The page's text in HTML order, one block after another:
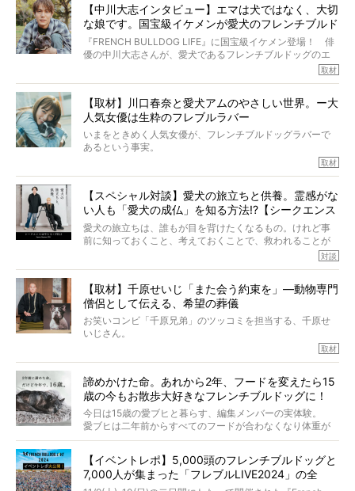
太郎のオーナーである佐藤さんご夫婦に、治療の選択やケ
アについて詳しくお話しをうかがいました。
り添いたいと思う。
その悲しみをいますぐ解消することはできないが、話をき
いて、泣いたり笑ったりするのもいいだろう。
こんな子だった、こんなにいい子だった、ほんとうに愛し
ていたと。
ぼくらは上沼恵美子さんのご自宅へ伺って、お話をきこう
と思った。
【中川大志インタビュー】エマは犬ではなく、大切
な娘です。国宝級イケメンが愛犬のフレンチブルド
ッグと一緒に登場
『FRENCH BULLDOG LIFE』に国宝級イケメン登場！ 俳
優の中川大志さんが、愛犬であるフレンチブルドッグのエ
マちゃん（2歳の女の子）にメロメロとの情報を聞きつけ、
カエピソードが次から次へと飛び出しました。
取材
【取材】川口春奈と愛犬アムのやさしい世界。ー大
人気女優は生粋のフレブルラバー
いまをときめく人気女優が、フレンチブルドッグラバーで
あるという事実。
とりを目の当たりにするほどに、そのフレンチブルドッグ
愛がわたしたちのそれとまったく同じであることに、なん
だかうれしくなってしまったのでした。
春奈さんとアムちゃんのすてきな暮らしを、BUHI編集長の
小西がいつくしみながら、切り取らせていただきます。
取材
【スペシャル対談】愛犬の旅立ちと供養。霊感がな
い人も「愛犬の成仏」を知る方法!?【シークエンス
はやとも×PELI】
愛犬の旅立ちは、誰もが目を背けたくなるもの。けれど事
前に知っておくこと、考えておくことで、救われることが
力をもつお笑い芸人「シークエンスはやとも」さんに、愛
犬の旅立ちや供養についてインタビュー。
インタビュアー兼対談相手は、大の犬好きで心霊分野の知
識にも長けているPELIさん。
「愛犬が旅立ったあと、ベッドやおもちゃはどうすればい
くれる？」
さらには、霊感がない人でも愛犬が成仏したことを知る方
法まで。
お笑い芸人だからこそ暗くなりすぎない、むしろ心がスッ
と軽くなる。
永久保存版のスペシャル対談です！
対談
【取材】千原せいじ「また会う約束を」―動物専門
僧侶として伝える、希望の葬儀
お笑いコンビ「千原兄弟」のツッコミを担当する、千原せ
いじさん。
た。
僧侶としての名は「靖賢（せいけん）」。
当時54歳という年齢にして、なぜ動物専門僧侶という道を
選んだのか。
また、愛犬の旅立ちとどのように向き合うべきなのか。
た。
取材
諦めかけた命。あれから2年、フードを変えたら15
歳の今もお散歩大好きなフレンチブルドッグに！
今日は15歳の愛ブヒと暮らす、編集メンバーの実体験。
愛ブヒは二年前からすべてのフードが合わなくなり体重が
激減。検査をしても異常はなく「年齢のせいですね…」と言
もう諦めるしかないのかな…そんなとき、我が家に届いたの
が「THE fu-do(ザ・フード)」の試食品でした。
【イベントレポ】5,000頭のフレンチブルドッグと
7,000人が集まった「フレブルLIVE2024」の全
貌！